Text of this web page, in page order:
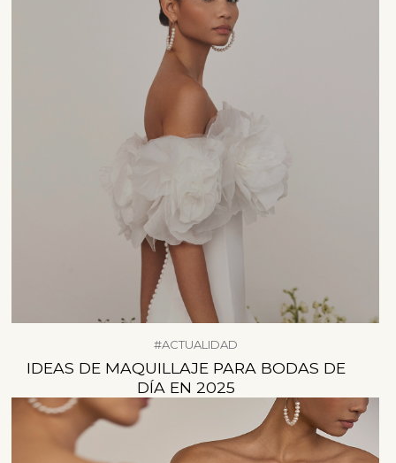
#ACTUALIDAD
IDEAS DE MAQUILLAJE PARA BODAS DE
DÍA EN 2025